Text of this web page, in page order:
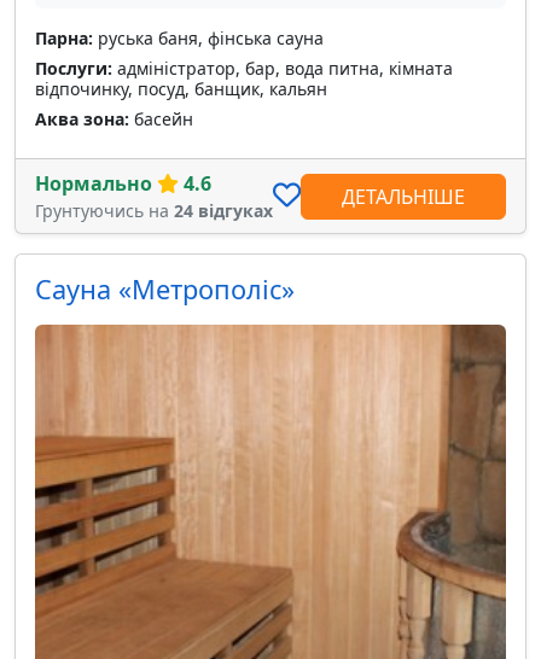
Парна: руська баня, фінська сауна
Послуги: адміністратор, бар, вода питна, кімната
відпочинку, посуд, банщик, кальян
Аква зона: басейн
Нормально 4.6
Грунтуючись на 24 відгуках
ДЕТАЛЬНІШЕ
Сауна «Метрополіс»